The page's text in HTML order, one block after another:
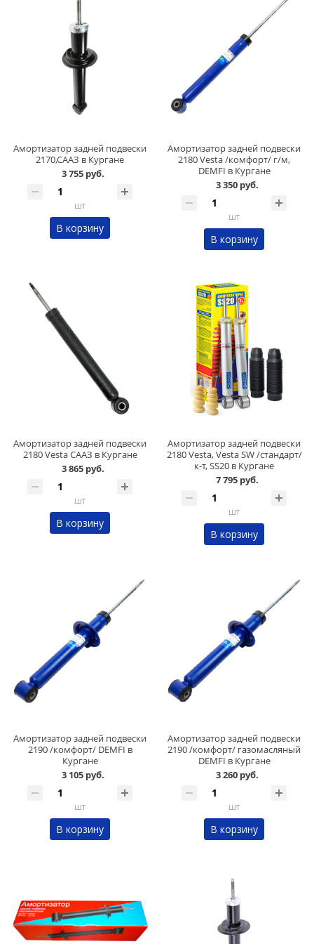
Амортизатор задней подвески
2170,СААЗ в Кургане
3 755 руб.
шт
В корзину
Амортизатор задней подвески
2180 Vesta /комфорт/ г/м,
DEMFI в Кургане
3 350 руб.
шт
В корзину
Амортизатор задней подвески
2180 Vesta СААЗ в Кургане
3 865 руб.
шт
В корзину
Амортизатор задней подвески
2180 Vesta, Vesta SW /стандарт/
к-т, SS20 в Кургане
7 795 руб.
шт
В корзину
Амортизатор задней подвески
2190 /комфорт/ DEMFI в
Кургане
3 105 руб.
шт
В корзину
Амортизатор задней подвески
2190 /комфорт/ газомасляный
DEMFI в Кургане
3 260 руб.
шт
В корзину